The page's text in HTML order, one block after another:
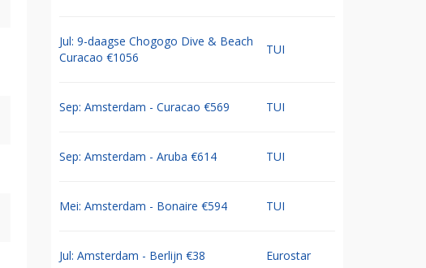
Jul: 9-daagse Chogogo Dive & Beach
Curacao €1056
TUI
Sep: Amsterdam - Curacao €569 TUI
Sep: Amsterdam - Aruba €614 TUI
Mei: Amsterdam - Bonaire €594 TUI
Jul: Amsterdam - Berlijn €38 Eurostar